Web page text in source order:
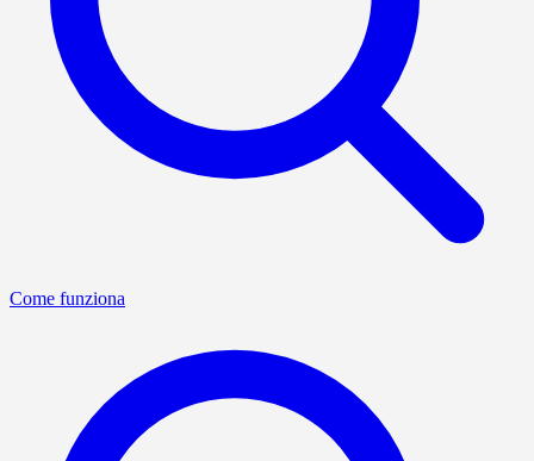
Come funziona